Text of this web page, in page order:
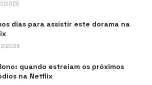
2025
dias para assistir este dorama na
2025
quando estreiam os próximos
na Netflix